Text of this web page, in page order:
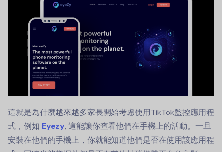
這就是為什麼越來越多家長開始考慮使用TikTok監控應用程
式，例如 Eyezy, 這能讓你查看他們在手機上的活動。一旦
安裝在他們的手機上，你就能知道他們是否在使用該應用程